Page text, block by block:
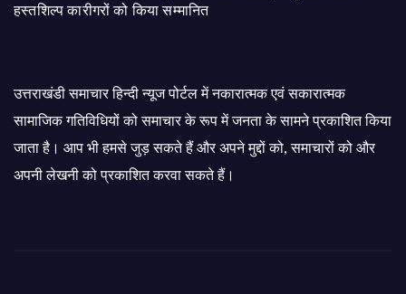
हस्तशिल्प कारीगरों को किया सम्मानित
उत्तराखंडी समाचार हिन्दी न्यूज पोर्टल में नकारात्मक एवं सकारात्मक
सामाजिक गतिविधियों को समाचार के रूप में जनता के सामने प्रकाशित किया
जाता है। आप भी हमसे जुड़ सकते हैं और अपने मुद्दों को, समाचारों को और
अपनी लेखनी को प्रकाशित करवा सकते हैं।